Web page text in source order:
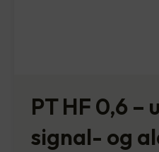
PT HF 0,6 –
signal- og